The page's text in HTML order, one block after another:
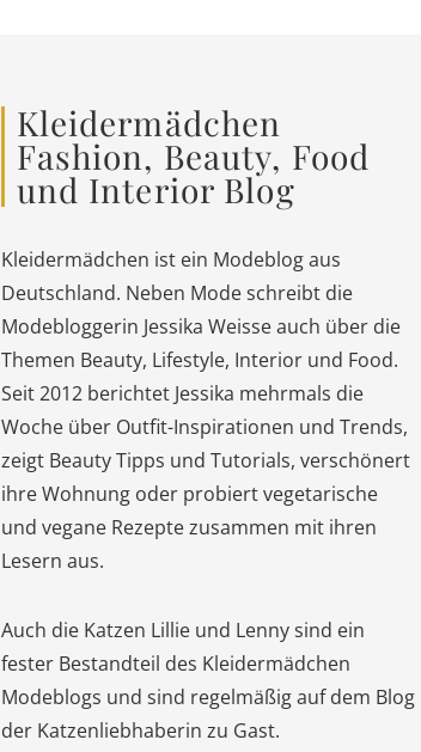
Kleidermädchen
Fashion, Beauty, Food
und Interior Blog
Kleidermädchen ist ein Modeblog aus
Deutschland. Neben Mode schreibt die
Modebloggerin Jessika Weisse auch über die
Themen Beauty, Lifestyle, Interior und Food.
Seit 2012 berichtet Jessika mehrmals die
Woche über Outfit-Inspirationen und Trends,
zeigt Beauty Tipps und Tutorials, verschönert
ihre Wohnung oder probiert vegetarische
und vegane Rezepte zusammen mit ihren
Lesern aus.
Auch die Katzen Lillie und Lenny sind ein
fester Bestandteil des Kleidermädchen
Modeblogs und sind regelmäßig auf dem Blog
der Katzenliebhaberin zu Gast.